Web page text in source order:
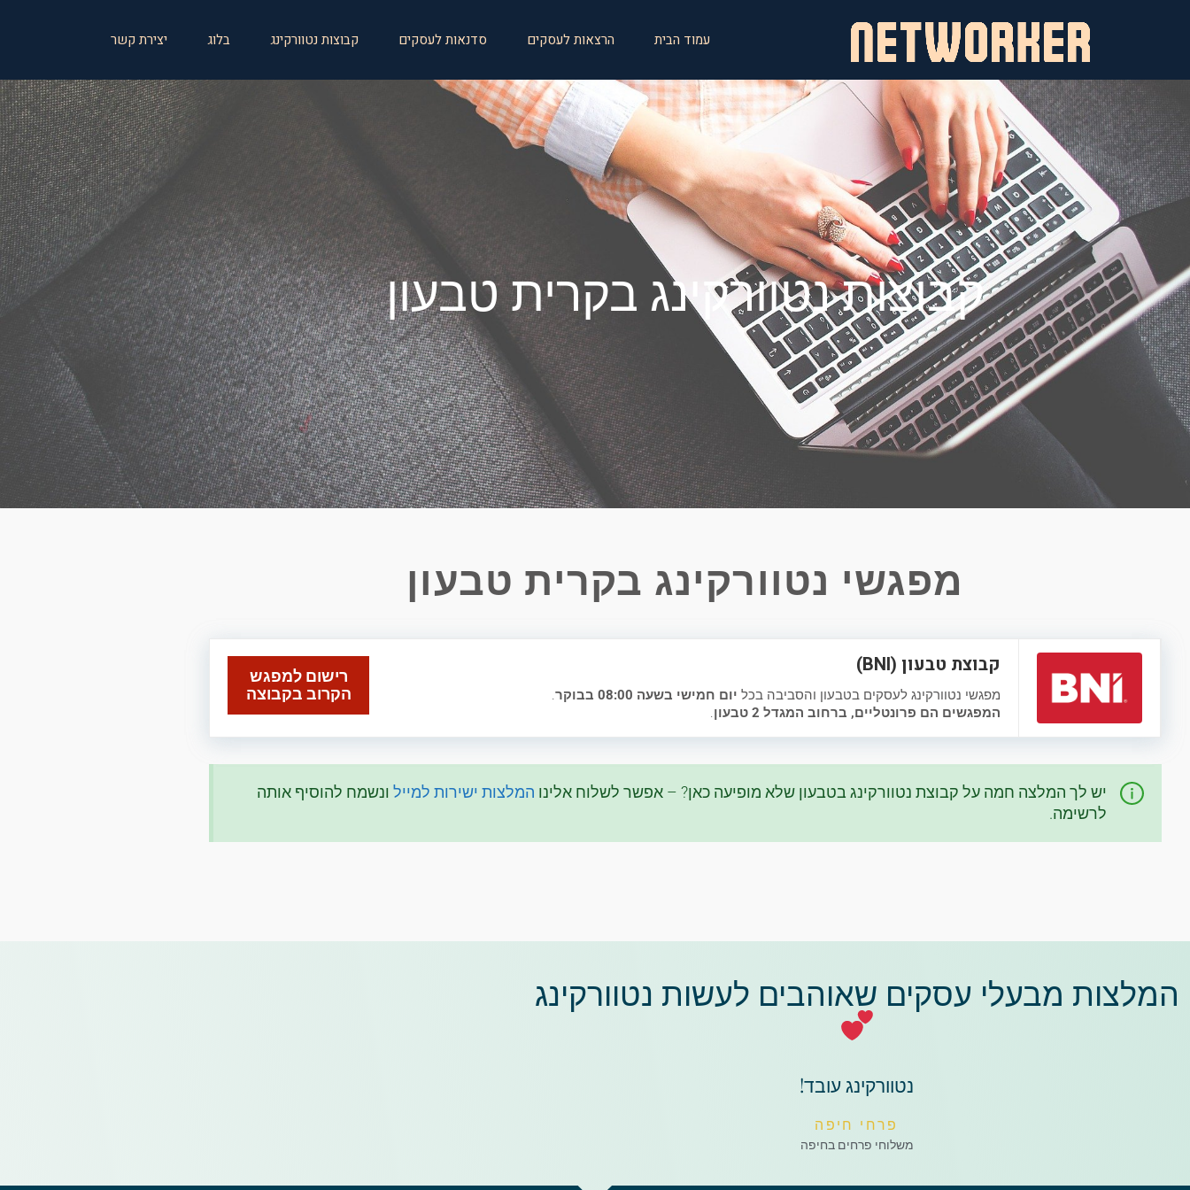
עמוד הבית הרצאות לעסקים סדנאות לעסקים קבוצות נטוורקינג בלוג יצירת קשר
קבוצות נטוורקינג בקרית טבעון
מפגשי נטוורקינג בקרית טבעון
קבוצת טבעון (BNI)
מפגשי נטוורקינג לעסקים בטבעון והסביבה בכל יום חמישי בשעה 08:00 בבוקר
.
המפגשים הם פרונטליים, ברחוב המגדל 2 טבעון
.
רישום למפגש
הקרוב בקבוצה
יש לך המלצה חמה על קבוצת נטוורקינג בטבעון שלא מופיעה כאן? – אפשר לשלוח אלינו המלצות ישירות למיילונשמח להוסיף אותה
לרשימה.
המלצות מבעלי עסקים שאוהבים לעשות נטוורקינג
נטוורקינג עובד!
פרחי חיפה
משלוחי פרחים בחיפה